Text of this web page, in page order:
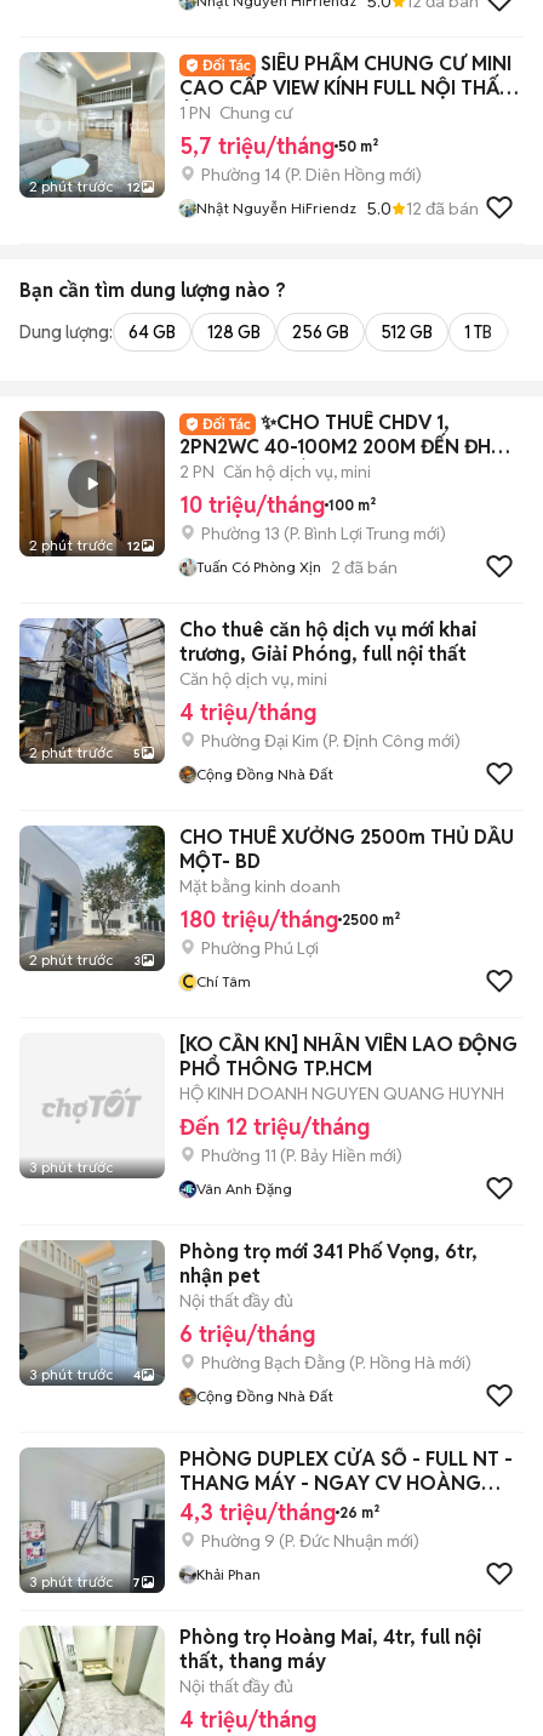
2 phút trước 12
SIÊU PHẨM CHUNG CƯ MINI
CAO CẤP VIEW KÍNH FULL NỘI THẤT
ÂU CƠ QUẬN 11
1 PN Chung cư
5,7 triệu/tháng 50 m²
Phường 14 (P. Diên Hồng mới)
Nhật Nguyễn HiFriendz 5.0 12 đã bán
Bạn cần tìm dung lượng nào ?
Dung lượng: 64 GB 128 GB 256 GB 512 GB 1 TB
2 phút trước 12
✨️CHO THUÊ CHDV 1,
2PN2WC 40-100M2 200M ĐẾN ĐH
VĂN LANG, BÌNH THẠNH✨️
2 PN Căn hộ dịch vụ, mini
10 triệu/tháng 100 m²
Phường 13 (P. Bình Lợi Trung mới)
Tuấn Có Phòng Xịn 2 đã bán
2 phút trước 5
Cho thuê căn hộ dịch vụ mới khai
trương, Giải Phóng, full nội thất
Căn hộ dịch vụ, mini
4 triệu/tháng
Phường Đại Kim (P. Định Công mới)
Cộng Đồng Nhà Đất
2 phút trước 3
CHO THUÊ XƯỞNG 2500m THỦ DẦU
MỘT- BD
Mặt bằng kinh doanh
180 triệu/tháng 2500 m²
Phường Phú Lợi
CChí Tâm
3 phút trước
[KO CẦN KN] NHÂN VIÊN LAO ĐỘNG
PHỔ THÔNG TP.HCM
HỘ KINH DOANH NGUYEN QUANG HUYNH
Đến 12 triệu/tháng
Phường 11 (P. Bảy Hiền mới)
Vân Anh Đặng
3 phút trước 4
Phòng trọ mới 341 Phố Vọng, 6tr,
nhận pet
Nội thất đầy đủ
6 triệu/tháng
Phường Bạch Đằng (P. Hồng Hà mới)
Cộng Đồng Nhà Đất
3 phút trước 7
PHÒNG DUPLEX CỬA SỔ - FULL NT -
THANG MÁY - NGAY CV HOÀNG
VĂN THỤ
4,3 triệu/tháng 26 m²
Phường 9 (P. Đức Nhuận mới)
Khải Phan
Phòng trọ Hoàng Mai, 4tr, full nội
thất, thang máy
Nội thất đầy đủ
4 triệu/tháng